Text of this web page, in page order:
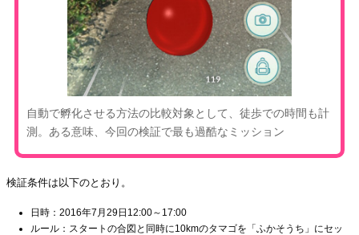
自動で孵化させる方法の比較対象として、徒歩での時間も計
測。ある意味、今回の検証で最も過酷なミッション
検証条件は以下のとおり。
日時：2016年7月29日12:00～17:00
ルール：スタートの合図と同時に10kmのタマゴを「ふかそうち」にセッ